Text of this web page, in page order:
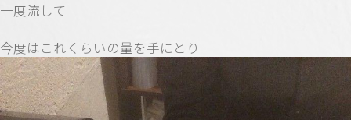
一度流して
今度はこれくらいの量を手にとり